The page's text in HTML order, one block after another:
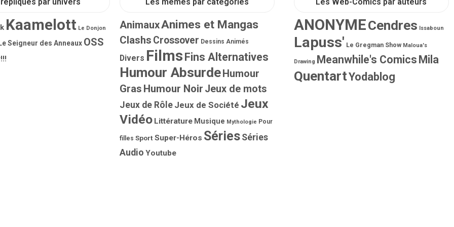
Kaamelott Le Donjon
Seigneur des Anneaux OSS
AnimauxAnimes et Mangas
Clashs Crossover Dessins Animés
Divers Films Fins Alternatives
Humour AbsurdeHumour
Gras Humour Noir Jeux de mots
Jeux de Rôle Jeux de Société Jeux
Vidéo Littérature Musique Mythologie Pour
filles Sport Super-Héros Séries Séries
Audio Youtube
ANONYMECendres Issaboun
Lapuss' Le Gregman Show Maloua's
Drawing Meanwhile's Comics Mila
QuentartYodablog